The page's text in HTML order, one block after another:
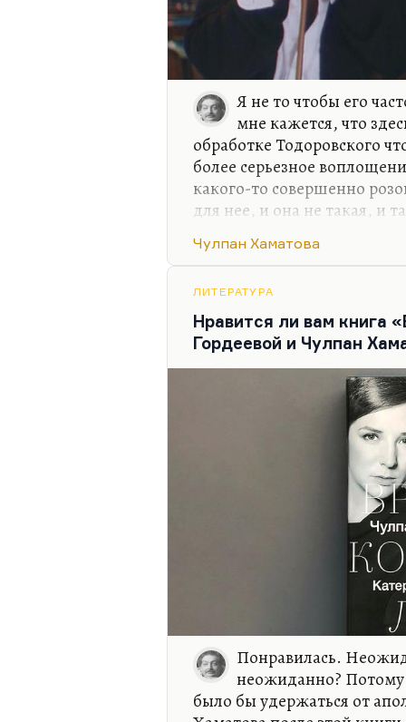
Я не то чтобы его
мне кажется, что
обработке Тодоровского
более серьезное
какого-то совершенно
для нее, и она не такая, и
разнообразная, кстати…
достаточно трагической
там Суханов — Свинья,
просто гений. Он вообще
таких. Кого там назвать?…
Чулпан Хаматова
ЛИТЕРАТУРА
Нравится ли вам книга
Гордеевой и Чулпан
Понравилась.
неожиданно? Потому
было бы удержаться от